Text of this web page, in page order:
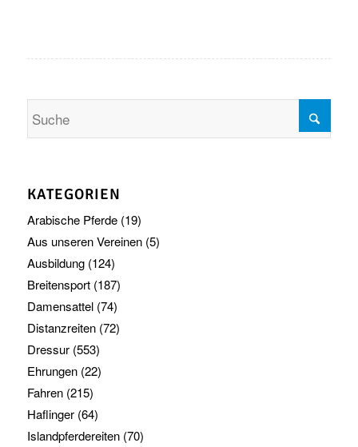
KATEGORIEN
Arabische Pferde(19)
Aus unseren Vereinen(5)
Ausbildung(124)
Breitensport(187)
Damensattel(74)
Distanzreiten(72)
Dressur(553)
Ehrungen(22)
Fahren(215)
Haflinger(64)
Islandpferdereiten(70)